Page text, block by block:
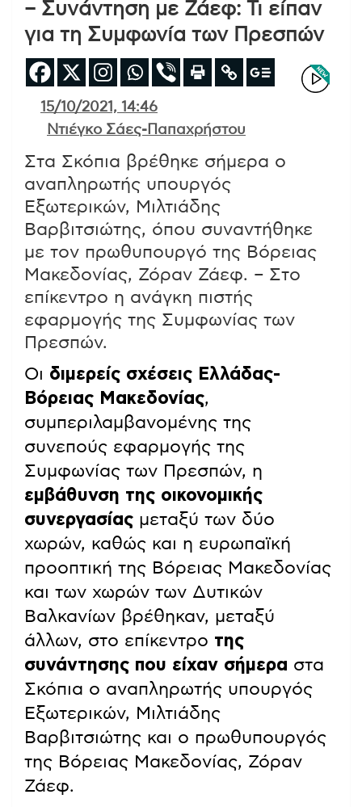
– Συνάντηση με Ζάεφ: Τι είπαν
για τη Συμφωνία των Πρεσπών
15/10/2021, 14:46
Ντιέγκο Σάες-Παπαχρήστου
Στα Σκόπια βρέθηκε σήμερα ο
αναπληρωτής υπουργός
Εξωτερικών, Μιλτιάδης
Βαρβιτσιώτης, όπου συναντήθηκε
με τον πρωθυπουργό της Βόρειας
Μακεδονίας, Ζόραν Ζάεφ. – Στο
επίκεντρο η ανάγκη πιστής
εφαρμογής της Συμφωνίας των
Πρεσπών.
Οι διμερείς σχέσεις Ελλάδας-
Βόρειας Μακεδονίας,
συμπεριλαμβανομένης της
συνεπούς εφαρμογής της
Συμφωνίας των Πρεσπών, η
εμβάθυνση της οικονομικής
συνεργασίας μεταξύ των δύο
χωρών, καθώς και η ευρωπαϊκή
προοπτική της Βόρειας Μακεδονίας
και των χωρών των Δυτικών
Βαλκανίων βρέθηκαν, μεταξύ
άλλων, στο επίκεντρο της
συνάντησης που είχαν σήμερα στα
Σκόπια ο αναπληρωτής υπουργός
Εξωτερικών, Μιλτιάδης
Βαρβιτσιώτης και ο πρωθυπουργός
της Βόρειας Μακεδονίας, Ζόραν
Ζάεφ.